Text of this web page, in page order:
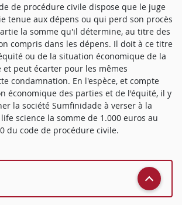
de procédure civile dispose que le juge
tenue aux dépens ou qui perd son procès
la somme qu'il détermine, au titre des
compris dans les dépens. Il doit à ce titre
ou de la situation économique de la
et peut écarter pour les mêmes
condamnation. En l'espèce, et compte
économique des parties et de l'équité, il y
la société Sumfinidade à verser à la
science la somme de 1.000 euros au
du code de procédure civile.